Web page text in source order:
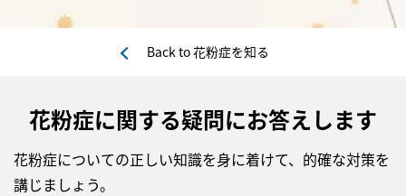
Back to花粉症を知る
花粉症に関する疑問にお答えします
花粉症についての正しい知識を身に着けて、的確な対策を
講じましょう。